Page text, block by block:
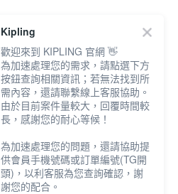
Kipling
歡迎來到 KIPLING 官網 👋
為加速處理您的需求，請點選下方
按鈕查詢相關資訊；若無法找到所
需內容，還請聯繫線上客服協助。
由於目前案件量較大，回覆時間較
長，感謝您的耐心等候！
為加速處理您的問題，還請協助提
供會員手機號碼或訂單編號(TG開
頭)，以利客服為您查詢確認，謝
謝您的配合。